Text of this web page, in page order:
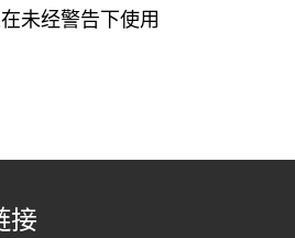
未经警告下使用
接